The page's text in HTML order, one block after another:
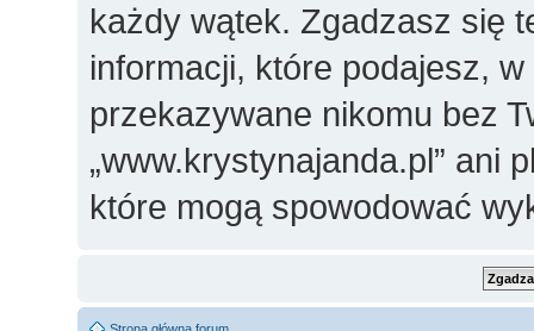
każdy wątek. Zgadzasz się
informacji, które podajesz,
przekazywane nikomu bez
„www.krystynajanda.pl” ani
które mogą spowodować